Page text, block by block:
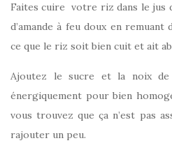
Faites cuire votre riz dans le jus
d’amande à feu doux en remuant
ce que le riz soit bien cuit et ait
Ajoutez le sucre et la noix de
énergiquement pour bien
vous trouvez que ça n’est pas
rajouter un peu.